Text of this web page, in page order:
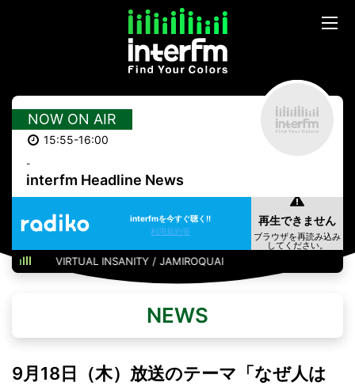
NOW ON AIR
15:55-16:00
-
interfm Headline News
interfmを今すぐ聴く!!
利用規約等
VIRTUAL INSANITY / JAMIROQUAI
NEWS
9月18日（木）放送のテーマ「なぜ人は